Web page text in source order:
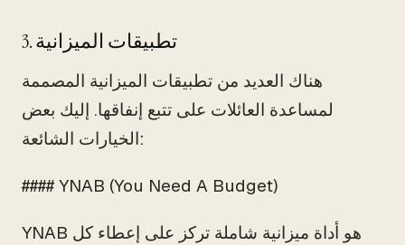
3. تطبيقات الميزانية
هناك العديد من تطبيقات الميزانية المصممة
لمساعدة العائلات على تتبع إنفاقها. إليك بعض
الخيارات الشائعة:
#### YNAB (You Need A Budget)
YNAB هو أداة ميزانية شاملة تركز على إعطاء كل